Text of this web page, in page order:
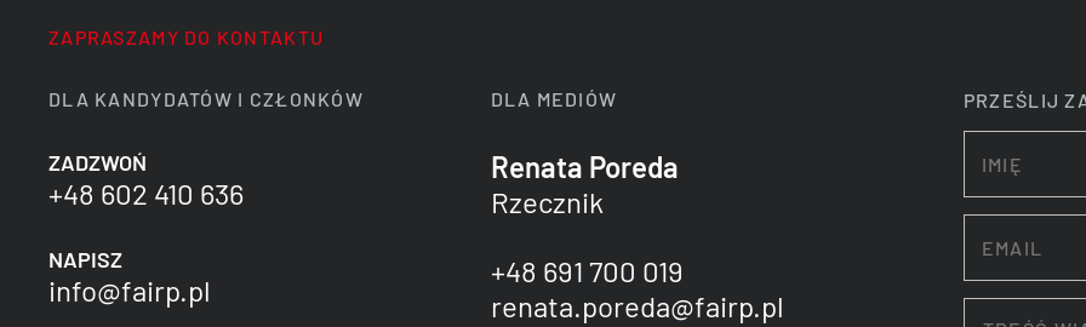
ZAPRASZAMY DO KONTAKTU
DLA KANDYDATÓW I CZŁONKÓW
ZADZWOŃ
+48 602 410 636
NAPISZ
info@fairp.pl
DLA MEDIÓW
Renata Poreda
Rzecznik
+48 691 700 019
renata.poreda@fairp.pl
PRZEŚLIJ